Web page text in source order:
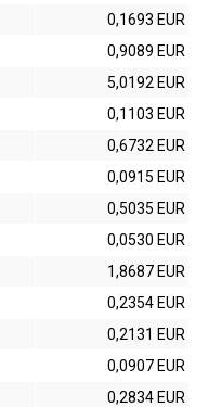
0,1693 EUR
0,9089 EUR
5,0192 EUR
0,1103 EUR
0,6732 EUR
0,0915 EUR
0,5035 EUR
0,0530 EUR
1,8687 EUR
0,2354 EUR
0,2131 EUR
0,0907 EUR
0,2834 EUR